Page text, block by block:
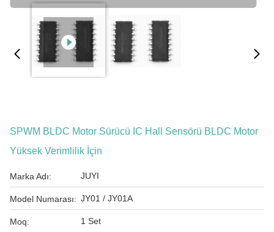
SPWM BLDC Motor Sürücü IC Hall Sensörü BLDC Motor
Yüksek Verimlilik İçin
Marka Adı: JUYI
Model Numarası: JY01 / JY01A
Moq: 1 Set